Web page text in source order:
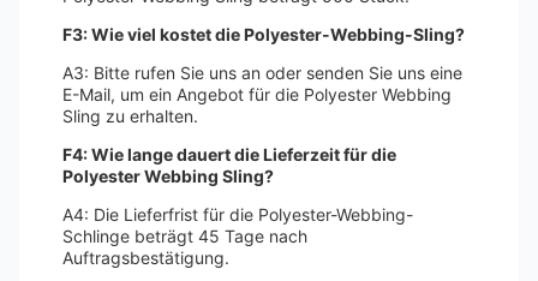
F3: Wie viel kostet die Polyester-Webbing-Sling?
A3: Bitte rufen Sie uns an oder senden Sie uns eine
E-Mail, um ein Angebot für die Polyester Webbing
Sling zu erhalten.
F4: Wie lange dauert die Lieferzeit für die
Polyester Webbing Sling?
A4: Die Lieferfrist für die Polyester-Webbing-
Schlinge beträgt 45 Tage nach
Auftragsbestätigung.